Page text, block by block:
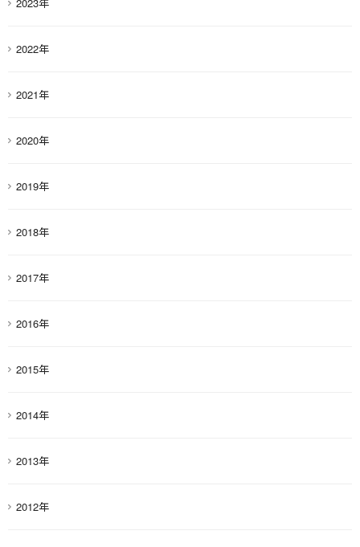
2022年
2021年
2020年
2019年
2018年
2017年
2016年
2015年
2014年
2013年
2012年